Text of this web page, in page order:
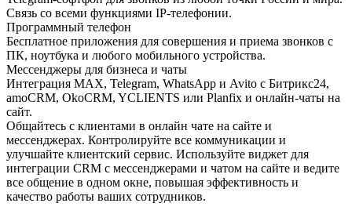
Связь со всеми функциями IP-телефонии.
Программный телефон
Бесплатное приложения для совершения и приема звонков с
ПК, ноутбука и любого мобильного устройства.
Мессенджеры для бизнеса и чаты
Интеграция MAX, Telegram, WhatsApp и Avito с Битрикс24,
amoCRM, OkoCRM, YCLIENTS или Planfix и онлайн-чаты на
сайт.
Общайтесь с клиентами в онлайн чате на сайте и
мессенджерах. Контролируйте все коммуникации и
улучшайте клиентский сервис. Используйте виджет для
интеграции CRM с мессенджерами и чатом на сайте и ведите
все общение в одном окне, повышая эффективность и
качество работы ваших сотрудников.